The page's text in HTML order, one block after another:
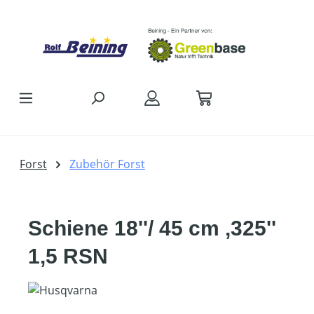
Forst Zubehör Forst
Schiene 18''/ 45 cm ,325''
1,5 RSN